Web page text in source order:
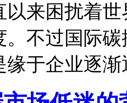
以来困扰着
。不过国际
缘于企业逐渐